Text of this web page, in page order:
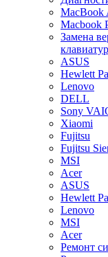
MacBook
Macbook
Замена
ASUS
Hewlett
Lenovo
DELL
Sony
Xiaomi
Fujitsu
Fujitsu
MSI
Acer
ASUS
Hewlett
Lenovo
MSI
Acer
Ремонт